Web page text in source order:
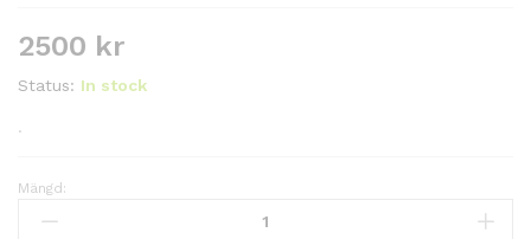
2500 kr
Status: In stock
.
Mängd: